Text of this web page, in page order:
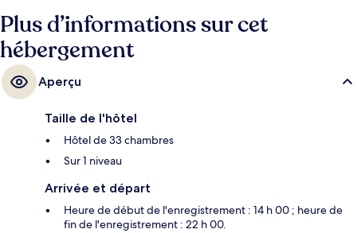
Plus d’informations sur cet
hébergement
Aperçu
Taille de l'hôtel
Hôtel de 33 chambres
Sur 1 niveau
Arrivée et départ
Heure de début de l'enregistrement : 14 h 00 ; heure de
fin de l'enregistrement : 22 h 00.